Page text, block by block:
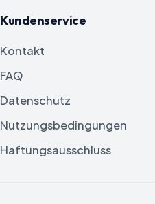
Kundenservice
Kontakt
FAQ
Datenschutz
Nutzungsbedingungen
Haftungsausschluss